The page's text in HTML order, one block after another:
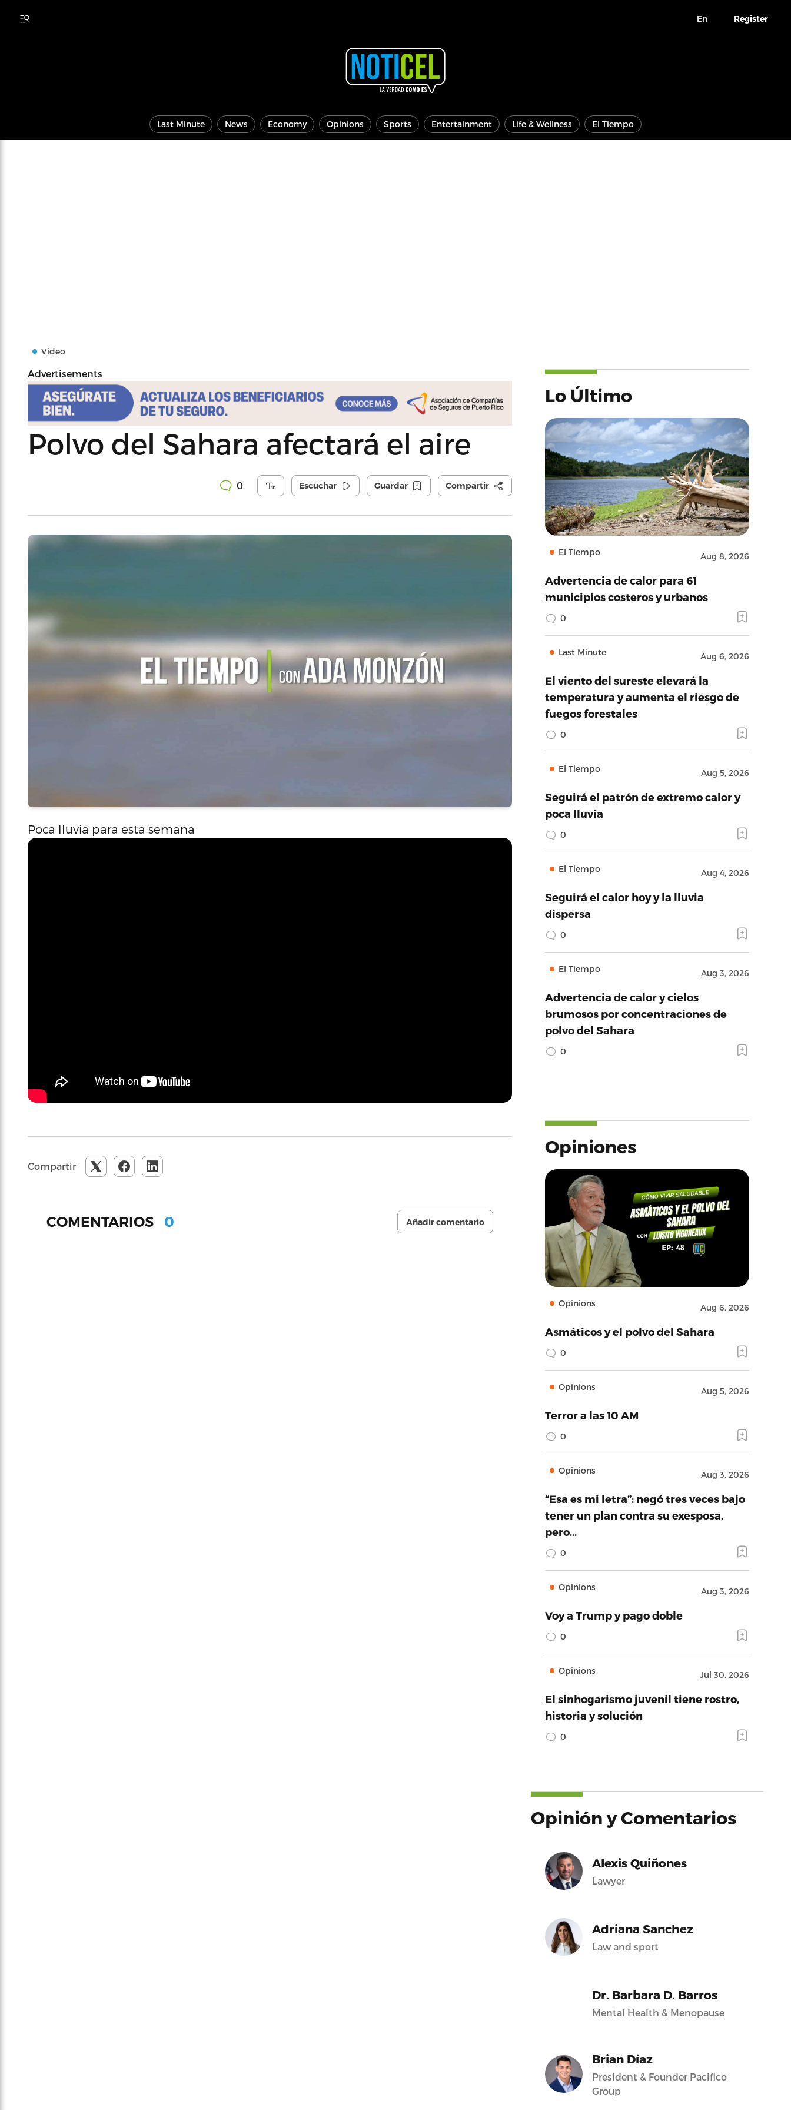
En Register
Last Minute News Economy Opinions Sports Entertainment Life & Wellness El Tiempo
Video
Advertisements
Polvo del Sahara afectará el aire
0 Escuchar Guardar Compartir
Poca lluvia para esta semana
Compartir
COMENTARIOS 0 Añadir comentario
Lo Último
El Tiempo Aug 8, 2026
Advertencia de calor para 61
municipios costeros y urbanos
0
Last Minute Aug 6, 2026
El viento del sureste elevará la
temperatura y aumenta el riesgo de
fuegos forestales
0
El Tiempo Aug 5, 2026
Seguirá el patrón de extremo calor y
poca lluvia
0
El Tiempo Aug 4, 2026
Seguirá el calor hoy y la lluvia
dispersa
0
El Tiempo Aug 3, 2026
Advertencia de calor y cielos
brumosos por concentraciones de
polvo del Sahara
0
Opiniones
Opinions Aug 6, 2026
Asmáticos y el polvo del Sahara
0
Opinions Aug 5, 2026
Terror a las 10 AM
0
Opinions Aug 3, 2026
“Esa es mi letra”: negó tres veces bajo
tener un plan contra su exesposa,
pero…
0
Opinions Aug 3, 2026
Voy a Trump y pago doble
0
Opinions Jul 30, 2026
El sinhogarismo juvenil tiene rostro,
historia y solución
0
Opinión y Comentarios
Alexis Quiñones
Lawyer
Adriana Sanchez
Law and sport
Dr. Barbara D. Barros
Mental Health & Menopause
Brian Díaz
President & Founder Pacifico
Group